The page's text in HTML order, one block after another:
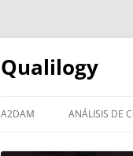
Qualilogy
A2DAM ANÁLISIS DE